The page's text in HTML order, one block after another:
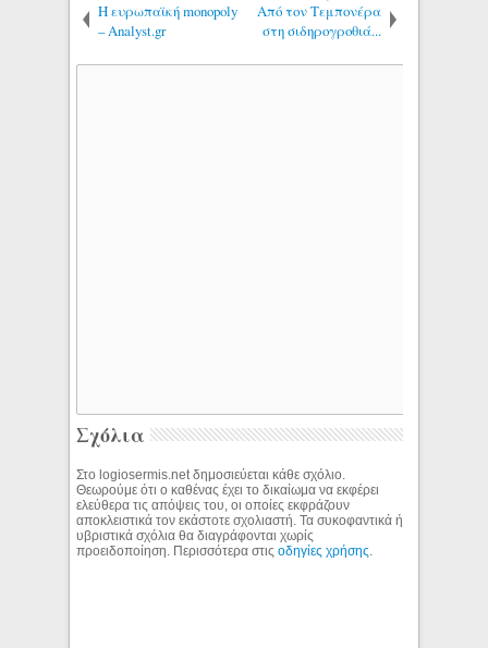
Η ευρωπαϊκή monopoly
– Analyst.gr
Από τον Τεμπονέρα
στη σιδηρογροθιά...
Σχόλια
Στο logiosermis.net δημοσιεύεται κάθε σχόλιο.
Θεωρούμε ότι ο καθένας έχει το δικαίωμα να εκφέρει
ελεύθερα τις απόψεις του, οι οποίες εκφράζουν
αποκλειστικά τον εκάστοτε σχολιαστή. Τα συκοφαντικά ή
υβριστικά σχόλια θα διαγράφονται χωρίς
προειδοποίηση. Περισσότερα στιςοδηγίες χρήσης.